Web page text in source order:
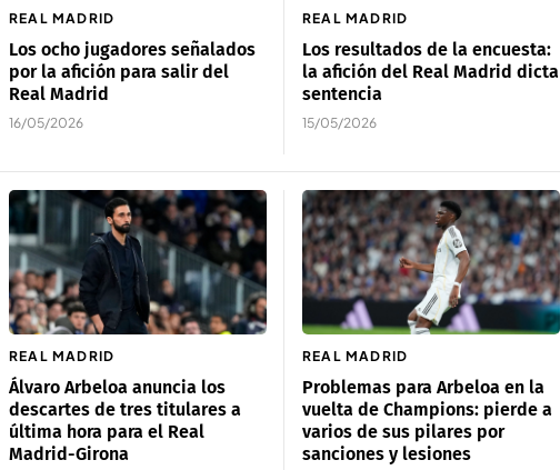
REAL MADRID
Los ocho jugadores señalados
por la afición para salir del
Real Madrid
16/05/2026
REAL MADRID
Los resultados de la encuesta:
la afición del Real Madrid dicta
sentencia
15/05/2026
REAL MADRID
Álvaro Arbeloa anuncia los
descartes de tres titulares a
última hora para el Real
Madrid-Girona
REAL MADRID
Problemas para Arbeloa en la
vuelta de Champions: pierde a
varios de sus pilares por
sanciones y lesiones